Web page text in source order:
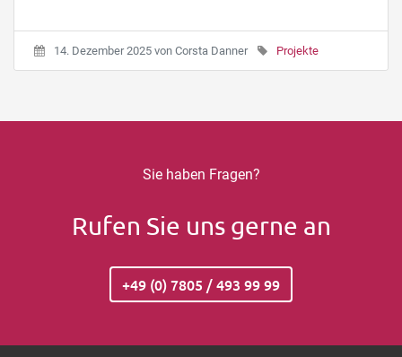
14. Dezember 2025 von Corsta Danner Projekte
Sie haben Fragen?
Rufen Sie uns gerne an
+49 (0) 7805 / 493 99 99